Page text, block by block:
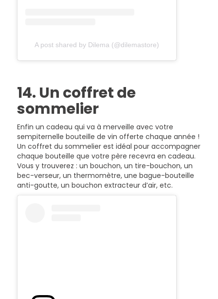
A post shared by Dilema (@dilemastore)
14. Un coffret de
sommelier
Enfin un cadeau qui va à merveille avec votre
sempiternelle bouteille de vin offerte chaque année !
Un coffret du sommelier est idéal pour accompagner
chaque bouteille que votre père recevra en cadeau.
Vous y trouverez : un bouchon, un tire-bouchon, un
bec-verseur, un thermomètre, une bague-bouteille
anti-goutte, un bouchon extracteur d’air, etc.